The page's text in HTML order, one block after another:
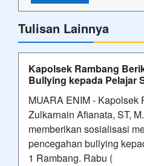
Tulisan Lainnya
Kapolsek Rambang
Bullying kepada Pelajar
MUARA ENIM - Kapolsek
Zulkarnain Afianata, ST,
memberikan sosialisasi
pencegahan bullying
1 Rambang. Rabu (